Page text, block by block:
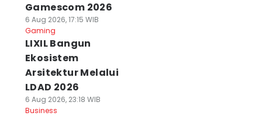
Gamescom 2026
6 Aug 2026, 17:15 WIB
Gaming
LIXIL Bangun
Ekosistem
Arsitektur Melalui
LDAD 2026
6 Aug 2026, 23:18 WIB
Business